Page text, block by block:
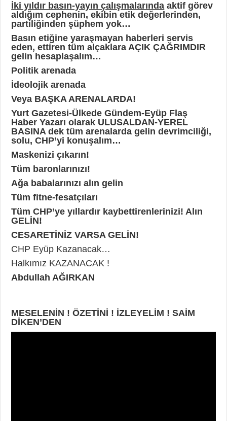
İki yıldır basın-yayın çalışmalarında aktif görev
aldığım cephenin, ekibin etik değerlerinden,
partiliğinden şüphem yok…
Basın etiğine yaraşmayan haberleri servis
eden, ettiren tüm alçaklara AÇIK ÇAĞRIMDIR
gelin hesaplaşalım…
Politik arenada
İdeolojik arenada
Veya BAŞKA ARENALARDA!
Yurt Gazetesi-Ülkede Gündem-Eyüp Flaş
Haber Yazarı olarak ULUSALDAN-YEREL
BASINA dek tüm arenalarda gelin devrimciliği,
solu, CHP’yi konuşalım…
Maskenizi çıkarın!
Tüm baronlarınızı!
Ağa babalarınızı alın gelin
Tüm fitne-fesatçıları
Tüm CHP’ye yıllardır kaybettirenlerinizi! Alın
GELİN!
CESARETİNİZ VARSA GELİN!
CHP Eyüp Kazanacak…
Halkımız KAZANACAK !
Abdullah AĞIRKAN
MESELENİN ! ÖZETİNİ ! İZLEYELİM ! SAİM
DİKEN’DEN